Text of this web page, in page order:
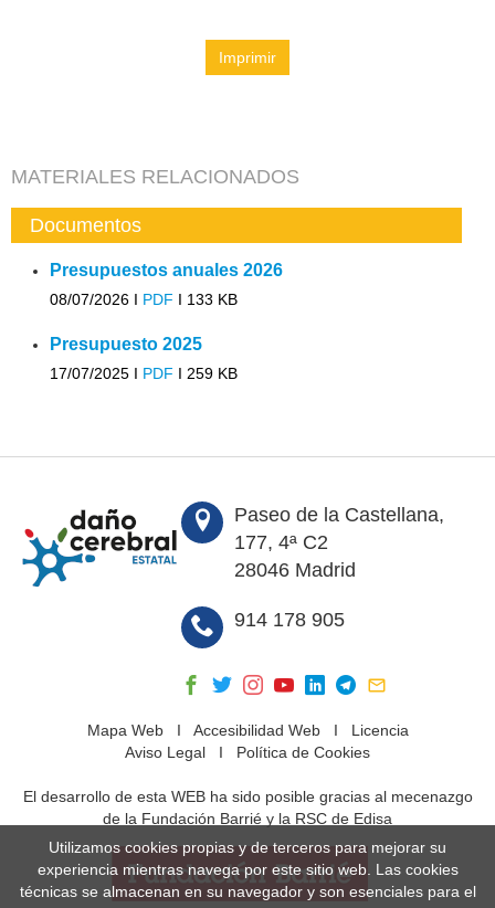
Imprimir
MATERIALES RELACIONADOS
Documentos
Presupuestos anuales 2026
08/07/2026 I PDF I 133 KB
Presupuesto 2025
17/07/2025 I PDF I 259 KB
Paseo de la Castellana,
177, 4ª C2
28046 Madrid
914 178 905
Mapa WebI Accesibilidad WebI Licencia
Aviso Legal I Política de Cookies
El desarrollo de esta WEB ha sido posible gracias al mecenazgo
de la Fundación Barrié y la RSC de Edisa
Utilizamos cookies propias y de terceros para mejorar su
experiencia mientras navega por este sitio web. Las cookies
técnicas se almacenan en su navegador y son esenciales para el